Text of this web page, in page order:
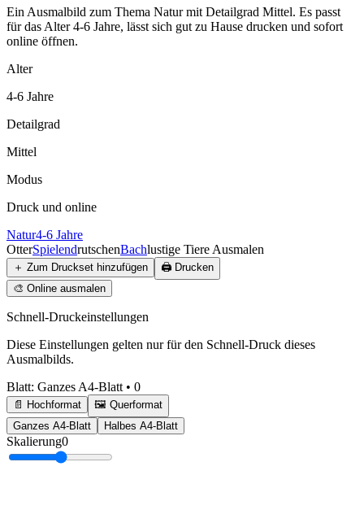
Ein Ausmalbild zum Thema Natur mit Detailgrad Mittel. Es passt
für das Alter 4-6 Jahre, lässt sich gut zu Hause drucken und sofort
online öffnen.
Alter
4-6 Jahre
Detailgrad
Mittel
Modus
Druck und online
Natur4-6 Jahre
OtterSpielendrutschenBachlustige Tiere Ausmalen
＋ Zum Druckset hinzufügen 🖨️ Drucken
🎨 Online ausmalen
Schnell-Druckeinstellungen
Diese Einstellungen gelten nur für den Schnell-Druck dieses
Ausmalbilds.
Blatt: Ganzes A4-Blatt • 0
📄 Hochformat
🖼️ Querformat
Ganzes A4-Blatt
Halbes A4-Blatt
Skalierung0